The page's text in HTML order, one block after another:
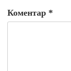
Коментар *